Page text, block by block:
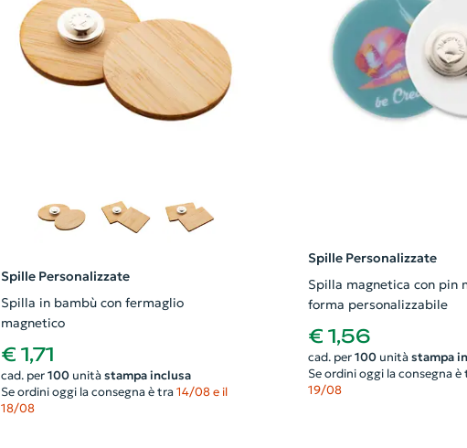
Spille Personalizzate
Spilla in bambù con fermaglio
magnetico
€ 1,71
cad. per 100unità stampa inclusa
Se ordini oggi la consegna è tra 14/08 e il
18/08
Spille Personalizzate
Spilla magnetica con pin
forma personalizzabile
€ 1,56
cad. per 100unità stampa
Se ordini oggi la consegna è
19/08